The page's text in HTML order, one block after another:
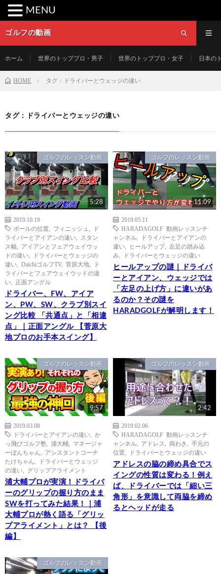
ゴルフの動画
ホーム 世界のトッププロ・男子 世界のトッププロ・女子 日本の
HOME タグ：ドライバーとウェッジの違い
タグ：ドライバーとウェッジの違い
ゴルフのレッスン動画
5:28
2019.10.19
ボールの位置
フィニッシュ
ド
ライバーとアイアンの違い
スタン
ス幅
アイアンとフェアウェイウッ
ドの違い
ドライバーとウェッジの
違い
DaichiゴルフTV, 菅原大地
ド
ライバーとフェアウェイウッドの違
い
正面アングル
ドライバー、FW、アイア
ン、PW、SW、クラブ別スイ
ング比較 「共通点」と「相違
点」｜正面アングル 【菅原大
地プロのお手本スイング】
ゴルフのレッスン動画
11:09
2019.05.11
HARADAGOLF 動画レッスンチ
ャンネル
ドライバーとアイアンの
違い
ヒールアップ, 左足の踏み込
み
ドライバーとウェッジの違い
ヒールアップの謎｜ドライバ
ーとアイアン、ウェッジでは
「左足の上げ方」に違いがあ
るのか？その謎を
HARADGOLFが解明します！
ゴルフのレッスン動画
9:57
2019.03.08
ドライバーとアイアンの違い
か
っ飛びゴルフ塾
浦大輔
マネージャ
ーぼんちゃん
アシスタントコーチ
たけちゃん
ドライバーとウェッジ
の違い
グリップアライメント
浦大輔プロが実演！ドライバ
ーのグリップの握り方のまま
SWを打ってみた結果！｜浦
大輔プロが熱く語る「グリッ
プアライメント」とは？ 【後
編】
ゴルフのレッスン動画
2:42
2019.02.06
HARADAGOLF 動画レッスンチ
ャンネル
アドレス 両わき
手元の
位置
ドライバーとウェッジの違い
アドレスの脇の締め具合でス
イングの性質は変わる！例え
ば、ドライバーでは「細い三
角形」を意識して両脇を締め
るとヘッドが走る
ゴルフのレッスン動画
MENU